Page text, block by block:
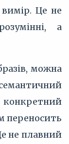
Це не
а
можна
конкретний
переносить
не плавний